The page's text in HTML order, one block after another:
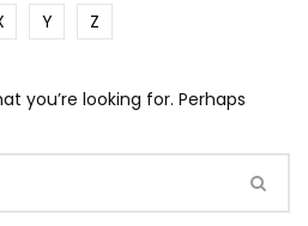
Y Z
you’re looking for. Perhaps